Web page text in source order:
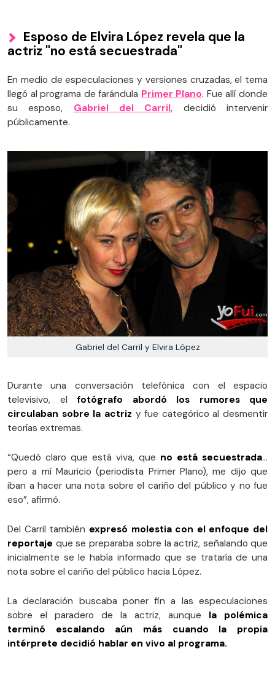
Esposo de Elvira López revela que la
actriz "no está secuestrada"
En medio de especulaciones y versiones cruzadas, el tema
llegó al programa de farándula Primer Plano. Fue allí donde
su esposo, Gabriel del Carril, decidió intervenir
públicamente.
Gabriel del Carril y Elvira López
Durante una conversación telefónica con el espacio
televisivo, el fotógrafo abordó los rumores que
circulaban sobre la actriz y fue categórico al desmentir
teorías extremas.
“Quedó claro que está viva, que no está secuestrada…
pero a mí Mauricio (periodista Primer Plano), me dijo que
iban a hacer una nota sobre el cariño del público y no fue
eso”, afirmó.
Del Carril también expresó molestia con el enfoque del
reportaje que se preparaba sobre la actriz, señalando que
inicialmente se le había informado que se trataría de una
nota sobre el cariño del público hacia López.
La declaración buscaba poner fin a las especulaciones
sobre el paradero de la actriz, aunque la polémica
terminó escalando aún más cuando la propia
intérprete decidió hablar en vivo al programa.